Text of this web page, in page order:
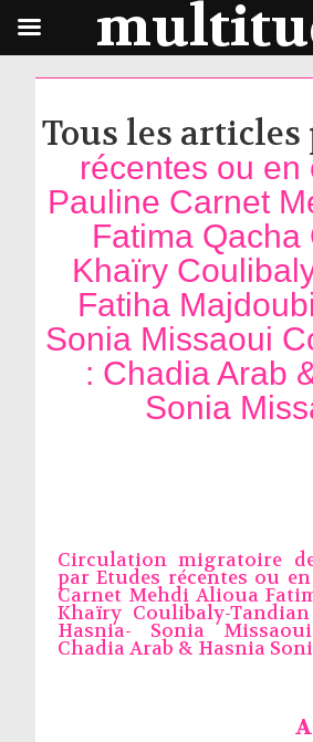
Tous les articles
récentes ou en
Pauline Carnet
Fatima Qacha
Khaïry
Fatiha
Sonia Missaoui
: Chadia Arab
Sonia
Circulation migratoire
parEtudes récentes ou
Carnet Mehdi Alioua
Khaïry Coulibaly-
Hasnia- Sonia
Chadia Arab & Hasnia